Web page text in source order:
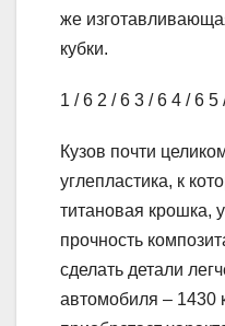
же
кубки.
1 / 6 2 / 6 3 / 6 4 / 6 5
Кузов почти
углепластика, к
титановая крошка,
прочность
сделать детали
автомобиля – 1430